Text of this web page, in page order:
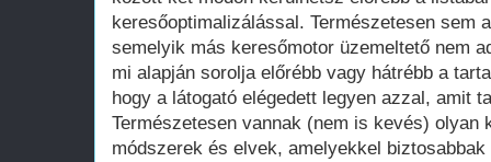
keresőoptimalizálással. Természetesen sem
semelyik más keresőmotor üzemeltető nem
mi alapján sorolja előrébb vagy hátrébb a
hogy a látogató elégedett legyen azzal, amit
Természetesen vannak (nem is kevés) olyan
módszerek és elvek, amelyekkel